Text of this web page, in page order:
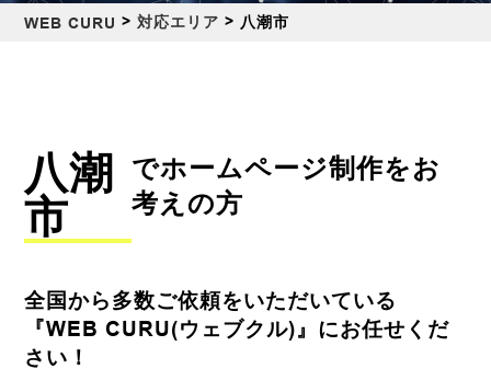
WEB CURU >対応エリア > 八潮市
八潮
市
でホームページ制作をお
考えの方
全国から多数ご依頼をいただいている
『WEB CURU(ウェブクル)』にお任せくだ
さい！